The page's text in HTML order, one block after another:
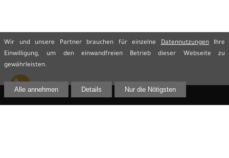
Wir und unsere Partner brauchen für einzelneDatennutzungenIhre
Einwilligung, um den einwandfreien Betrieb dieser Webseite zu
gewährleisten.
Alle annehmen Details Nur die Nötigsten